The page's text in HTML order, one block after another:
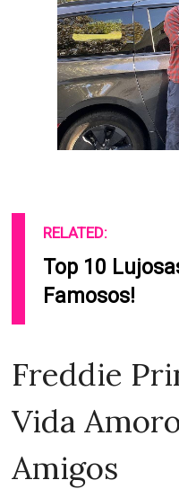
RELATED:
Top 10
Famosos!
Freddie
Vida
Amigos